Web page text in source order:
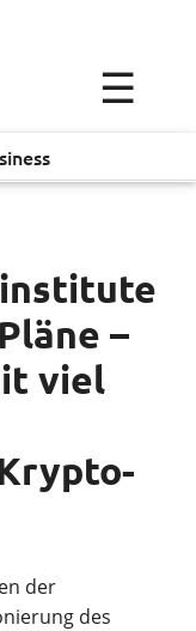
×
☰
–
viel
der
des